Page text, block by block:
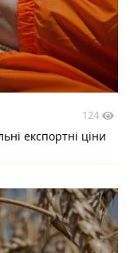
124
експортні ціни